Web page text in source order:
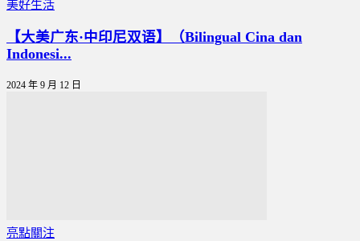
美好生活
【大美广东·中印尼双语】（Bilingual Cina dan
Indonesi...
2024 年 9 月 12 日
亮點關注